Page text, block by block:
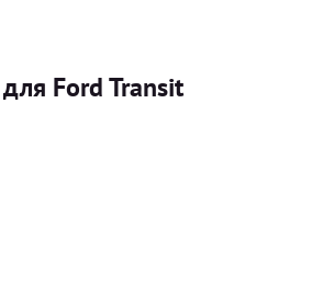
Ford Transit